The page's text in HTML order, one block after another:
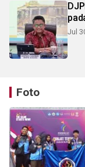
Jul
Foto